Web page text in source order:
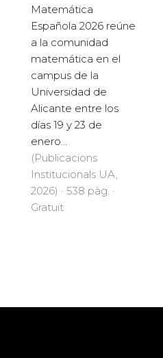
Matemática
Española 2026 reúne
a la comunidad
matemática en el
campus de la
Universidad de
Alicante entre los
días 19 y 23 de
enero...
(Publicacions
Institucionals UA,
2026) · 538 pàg. ·
Gratuït